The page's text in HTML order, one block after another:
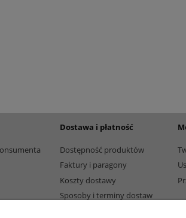
Dostawa i płatność
Dostępność produktów
Faktury i paragony
Koszty dostawy
Sposoby i terminy dostaw